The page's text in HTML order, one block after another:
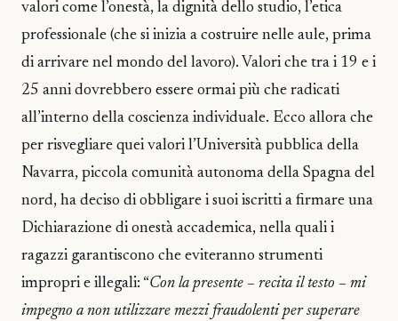
valori come l’onestà, la dignità dello studio, l’etica
professionale (che si inizia a costruire nelle aule, prima
di arrivare nel mondo del lavoro). Valori che tra i 19 e i
25 anni dovrebbero essere ormai più che radicati
all’interno della coscienza individuale. Ecco allora che
per risvegliare quei valori l’Università pubblica della
Navarra, piccola comunità autonoma della Spagna del
nord, ha deciso di obbligare i suoi iscritti a firmare una
Dichiarazione di onestà accademica, nella quali i
ragazzi garantiscono che eviteranno strumenti
impropri e illegali: “Con la presente – recita il testo – mi
impegno a non utilizzare mezzi fraudolenti per superare